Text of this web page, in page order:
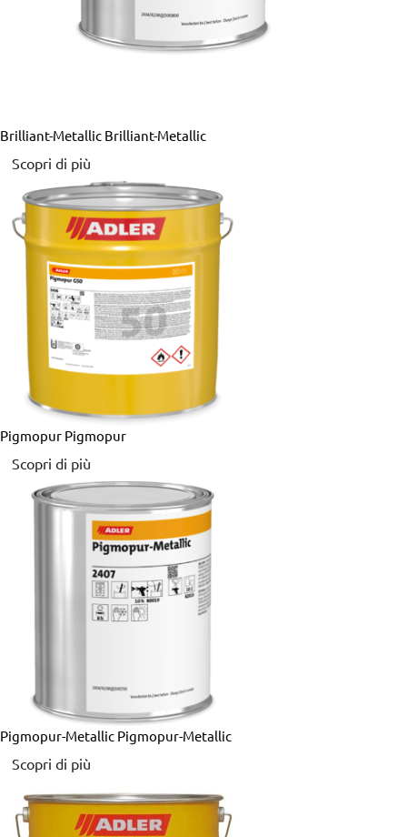
Brilliant-Metallic Brilliant-Metallic
Scopri di più
Pigmopur Pigmopur
Scopri di più
Pigmopur-Metallic Pigmopur-Metallic
Scopri di più